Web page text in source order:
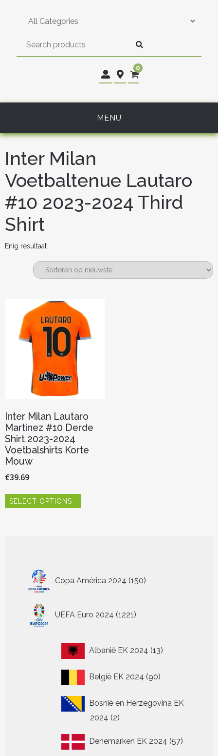
0
MENU
Inter Milan
Voetbaltenue Lautaro
#10 2023-2024 Third
Shirt
Enig resultaat
Inter Milan Lautaro
Martinez #10 Derde
Shirt 2023-2024
Voetbalshirts Korte
Mouw
€39.69
SELECT OPTIONS
worden
productpagina
Copa América 2024 150
producten
UEFA Euro 2024 1221
producten
Albanië EK 2024 1313
België EK 2024 9090
Bosnië en Herzegovina EK
2024 22
Denemarken EK 2024 5757